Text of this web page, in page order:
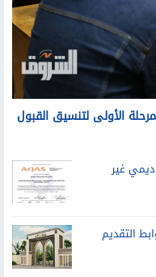
الأولى لتنسيق القبول
غير
التقديم